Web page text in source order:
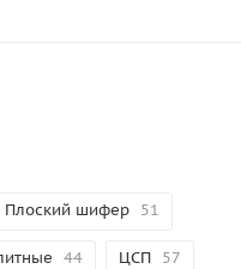
Плоский шифер 51
44 ЦСП 57